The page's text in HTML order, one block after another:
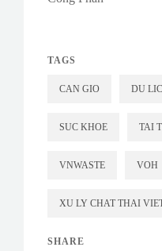
TAGS
CAN GIO DU
SUC KHOE TAI
VNWASTE VOH
XU LY CHAT THAI
SHARE